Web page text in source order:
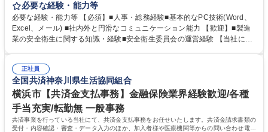
ーポレート部門と連携しながら、決められた業務だけではなく、社員や現
場を支えるバックオフィス担当として状況に応じて柔軟に対応いただくこ
とを期待します。 【詳細】■入退社手続き、社員情報管理■入社時オリエ
ンテーションの実施■勤怠・各種申請内容の確認■採用業務のサポート■来
生に関する業務等■健康診断、産業医面談、休職・復職手続き等の労務サ
ポート■社内ルールの運用・各種社内案内■その他、拠点運営に関わる管理
部門業務 募集職種 【大阪/総務・人事（労務）担当者】3Dプリンター事
業/NTTデータG/年休129日
必要な経験・能力等
必要な経験・能力等 【必須】■人事・総務経験■基本的なPC技術(Word、
Excel、メール) ■社内外と円滑なコミュニケーション能力 【歓迎】■製造
業の安全衛生に関する知識・経験■安全衛生委員会の運営経験 【当社につ
アが磨けます。 ◎NTTデータグループであり福利厚生は充実しているとと
もに、働き方改革も推進しています。 学歴・資格 学歴：大学院 大学 高専
短大 専修学校 語学力： 資格：
正社員
全国共済神奈川県生活協同組合
横浜市【共済金支払事務】金融保険業界経験歓迎/各種
手当充実/転勤無 一般事務
共済事業を行っている当社にて、共済金支払事務をお任せいたします。共済金請求書類の
受付・内容確認・審査・データ入力のほか、加入者様や医療機関等からの問い合わせ電話